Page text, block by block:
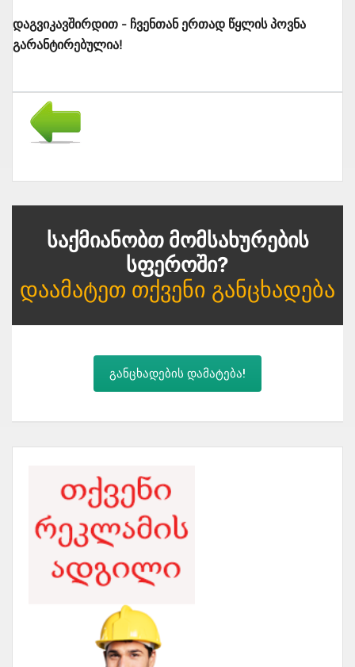
დაგვიკავშირდით - ჩვენთან ერთად წყლის პოვნა
გარანტირებულია!
Საქმიანობთ Მომსახურების
Სფეროში?
Დაამატეთ Თქვენი Განცხადება
განცხადების დამატება!